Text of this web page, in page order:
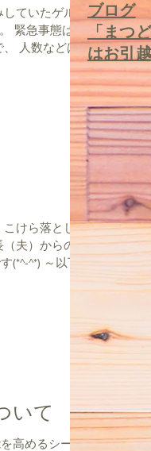
ていたゲルヨ
緊急事態は解
、 人数などは
人一人に関わる
お得のはずで
（夫）からのメ
(*^-^*) ～以下
いて
高めるシート
​ブログ
「まつ
はお引